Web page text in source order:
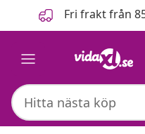
FöregåendeFri frakt från